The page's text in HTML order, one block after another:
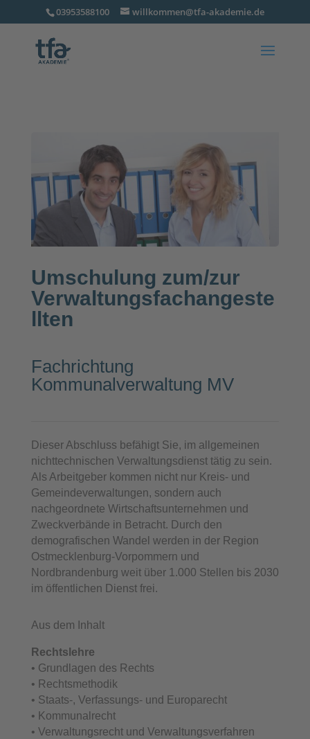
03953588100 willkommen@tfa-akademie.de
Umschulung zum/zur
Verwaltungsfachangeste
llten
Fachrichtung
Kommunalverwaltung MV
Dieser Abschluss befähigt Sie, im allgemeinen
nichttechnischen Verwaltungsdienst tätig zu sein.
Als Arbeitgeber kommen nicht nur Kreis- und
Gemeindeverwaltungen, sondern auch
nachgeordnete Wirtschaftsunternehmen und
Zweckverbände in Betracht. Durch den
demografischen Wandel werden in der Region
Ostmecklenburg-Vorpommern und
Nordbrandenburg weit über 1.000 Stellen bis 2030
im öffentlichen Dienst frei.
Aus dem Inhalt
Rechtslehre
• Grundlagen des Rechts
• Rechtsmethodik
• Staats-, Verfassungs- und Europarecht
• Kommunalrecht
• Verwaltungsrecht und Verwaltungsverfahren